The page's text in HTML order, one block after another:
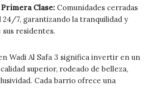
Clase: Comunidades cerradas
24/7, garantizando la tranquilidad y
residentes.
Wadi Al Safa 3 significa invertir en un
superior, rodeado de belleza,
Cada barrio ofrece una